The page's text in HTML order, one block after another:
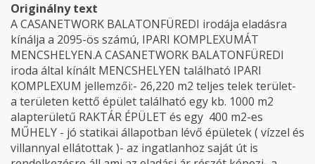
Originálny text
A CASANETWORK BALATONFÜREDI irodája eladásra
kínálja a 2095-ös számú, IPARI KOMPLEXUMÁT
MENCSHELYEN.A CASANETWORK BALATONFÜREDI
iroda által kínált MENCSHELYEN található IPARI
KOMPLEXUM jellemzői:- 26,220 m2 teljes telek terület-
a területen kettő épület található egy kb. 1000 m2
alapterületű RAKTÁR ÉPÜLET és egy 400 m2-es
MŰHELY - jó statikai állapotban lévő épületek ( vízzel és
villannyal ellátottak )- az ingatlanhoz saját út is